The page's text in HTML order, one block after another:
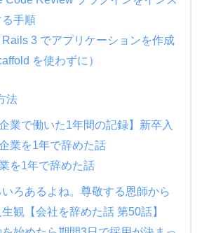
る手順
Rails 3 でアプリケーションを作成
を使わずに）
法
業で働いた1年間の記録】新卒入
業を1年で辞めた話
を1年で辞めた話
いろあるよね。尊敬する恩師から
観【会社を辞めた話 第50話】